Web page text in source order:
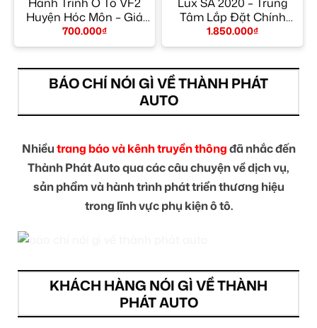
Huyện Hóc Môn – Giá
Tốt TPHCM
700.000₫
Tâm Lắp Đặt Chính
Hãng TPHCM
1.850.000₫
BÁO CHÍ NÓI GÌ VỀ THÀNH PHÁT
AUTO
Nhiềutrang báo và kênh truyền thôngđã nhắc đến
Thành Phát Auto qua các câu chuyện về dịch vụ,
sản phẩm và hành trình phát triển thương hiệu
trong lĩnh vực phụ kiện ô tô.
KHÁCH HÀNG NÓI GÌ VỀ THÀNH
PHÁT AUTO